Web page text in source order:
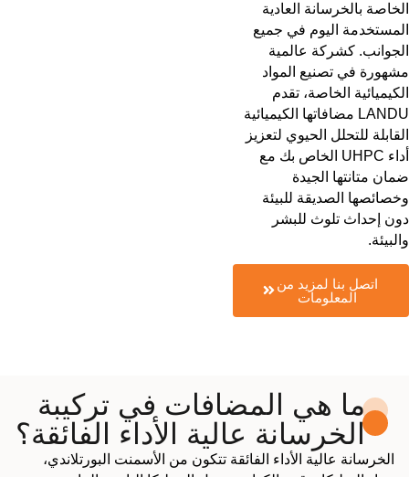
الخاصة بالخرسانة العادية
المستخدمة اليوم في جميع
الجوانب. كشركة عالمية
مشهورة في تصنيع المواد
الكيميائية الخاصة، تقدم
LANDU مضافاتها الكيميائية
القابلة للتحلل الحيوي لتعزيز
أداء UHPC الخاص بك مع
ضمان متانتها الجيدة
وخصائصها الصديقة للبيئة
دون إحداث تلوث للبشر
والبيئة.
اتصل بنا لمزيد من
المعلومات
ما هي المضافات في تركيبة
الخرسانة عالية الأداء الفائقة؟
الخرسانة عالية الأداء الفائقة تتكون من الأسمنت البورتلاندي،